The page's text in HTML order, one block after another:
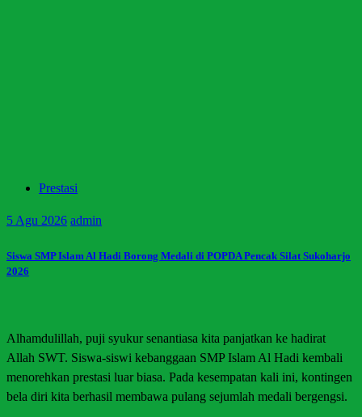
Prestasi
5 Agu 2026 admin
Siswa SMP Islam Al Hadi Borong Medali di POPDA Pencak Silat Sukoharjo
2026
Alhamdulillah, puji syukur senantiasa kita panjatkan ke hadirat
Allah SWT. Siswa-siswi kebanggaan SMP Islam Al Hadi kembali
menorehkan prestasi luar biasa. Pada kesempatan kali ini, kontingen
bela diri kita berhasil membawa pulang sejumlah medali bergengsi.